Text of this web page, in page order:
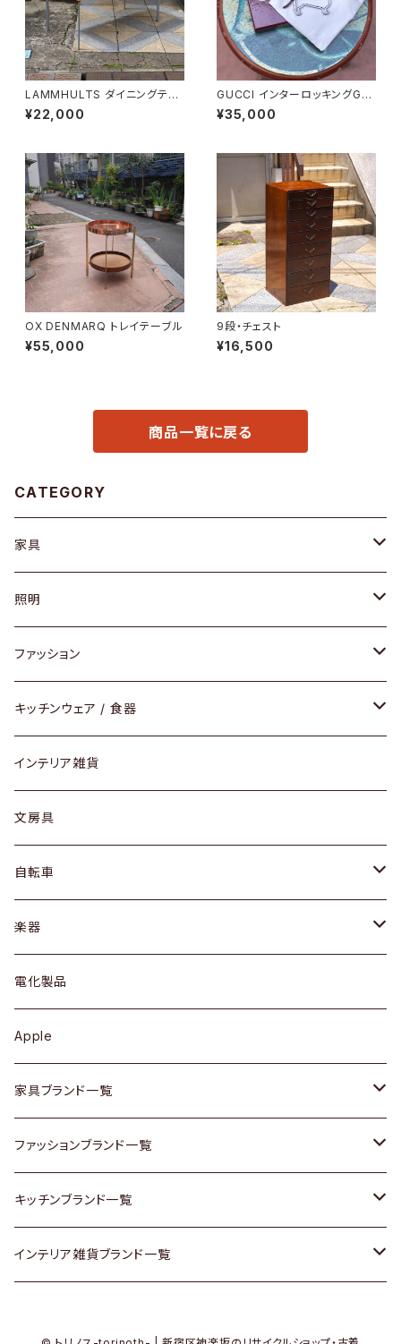
LAMMHULTS ダイニングテー
ブル
¥22,000
GUCCI インターロッキングGド
ッグ キーホルダー
¥35,000
OX DENMARQ トレイテーブル
¥55,000
9段・チェスト
¥16,500
商品一覧に戻る
CATEGORY
家具
ソファ / ベンチ
チェア / スツール
ダイニングセット / ダイニングテーブル
ローテーブル / サイドテーブル
デスク / コンソール
ドレッサー
シェルフ
キュリオケース / 飾り棚
カップボード / 食器棚
チェスト
その他家具
Vintageヴィンテージ / Antiqueアンティーク
Designers / デザイナーズ
照明
ペンダントライト
テーブルランプ / デスクスタンド
フロアライト
ファッション
アクセサリー
リング
ピアス / イヤリング
財布
バッグ
アウター
トップス
ワンピース
ボトムス
靴
スカーフ
腕時計
Vintage / ヴィンテージ
キッチンウェア / 食器
グラス / タンブラー
カップ / マグ
プレート / ボウル
カトラリー
ケトル / ティーポット
鍋 / フライパン
Vintage / ヴィンテージ
銀製品
和物 / 作家物
その他キッチン雑貨
インテリア雑貨
文房具
自転車
dahon
楽器
ギター
ベース
その他楽器
電化製品
Apple
家具ブランド一覧
ACME Furniture / アクメ ファニチャー
ACTUS / アクタス
arflex / アルフレックス
ファッションブランド一覧
agnes b / アニエス ベー
BALLY / バリー
キッチンブランド一覧
ARABIA / アラビア
インテリア雑貨ブランド一覧